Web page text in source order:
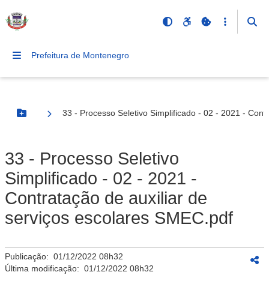
Prefeitura de Montenegro
Botão Menu
33 - Processo Seletivo Simplificado - 02 - 2021 -
33 - Processo Seletivo
Simplificado - 02 - 2021 -
Contratação de auxiliar de
serviços escolares SMEC.pdf
Publicação: 01/12/2022 08h32
Última modificação: 01/12/2022 08h32